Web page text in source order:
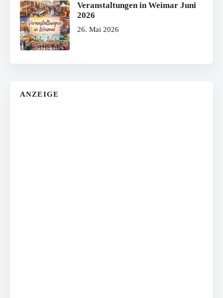
Veranstaltungen in Weimar Juni
2026
26. Mai 2026
ANZEIGE